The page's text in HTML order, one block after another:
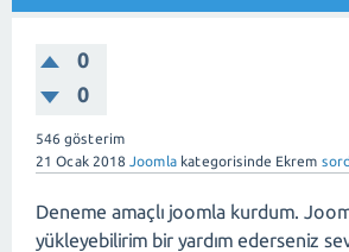
0
0
546 gösterim
21 Ocak 2018 Joomla kategorisinde Ekrem
Deneme amaçlı joomla kurdum.
yükleyebilirim bir yardım ederseniz